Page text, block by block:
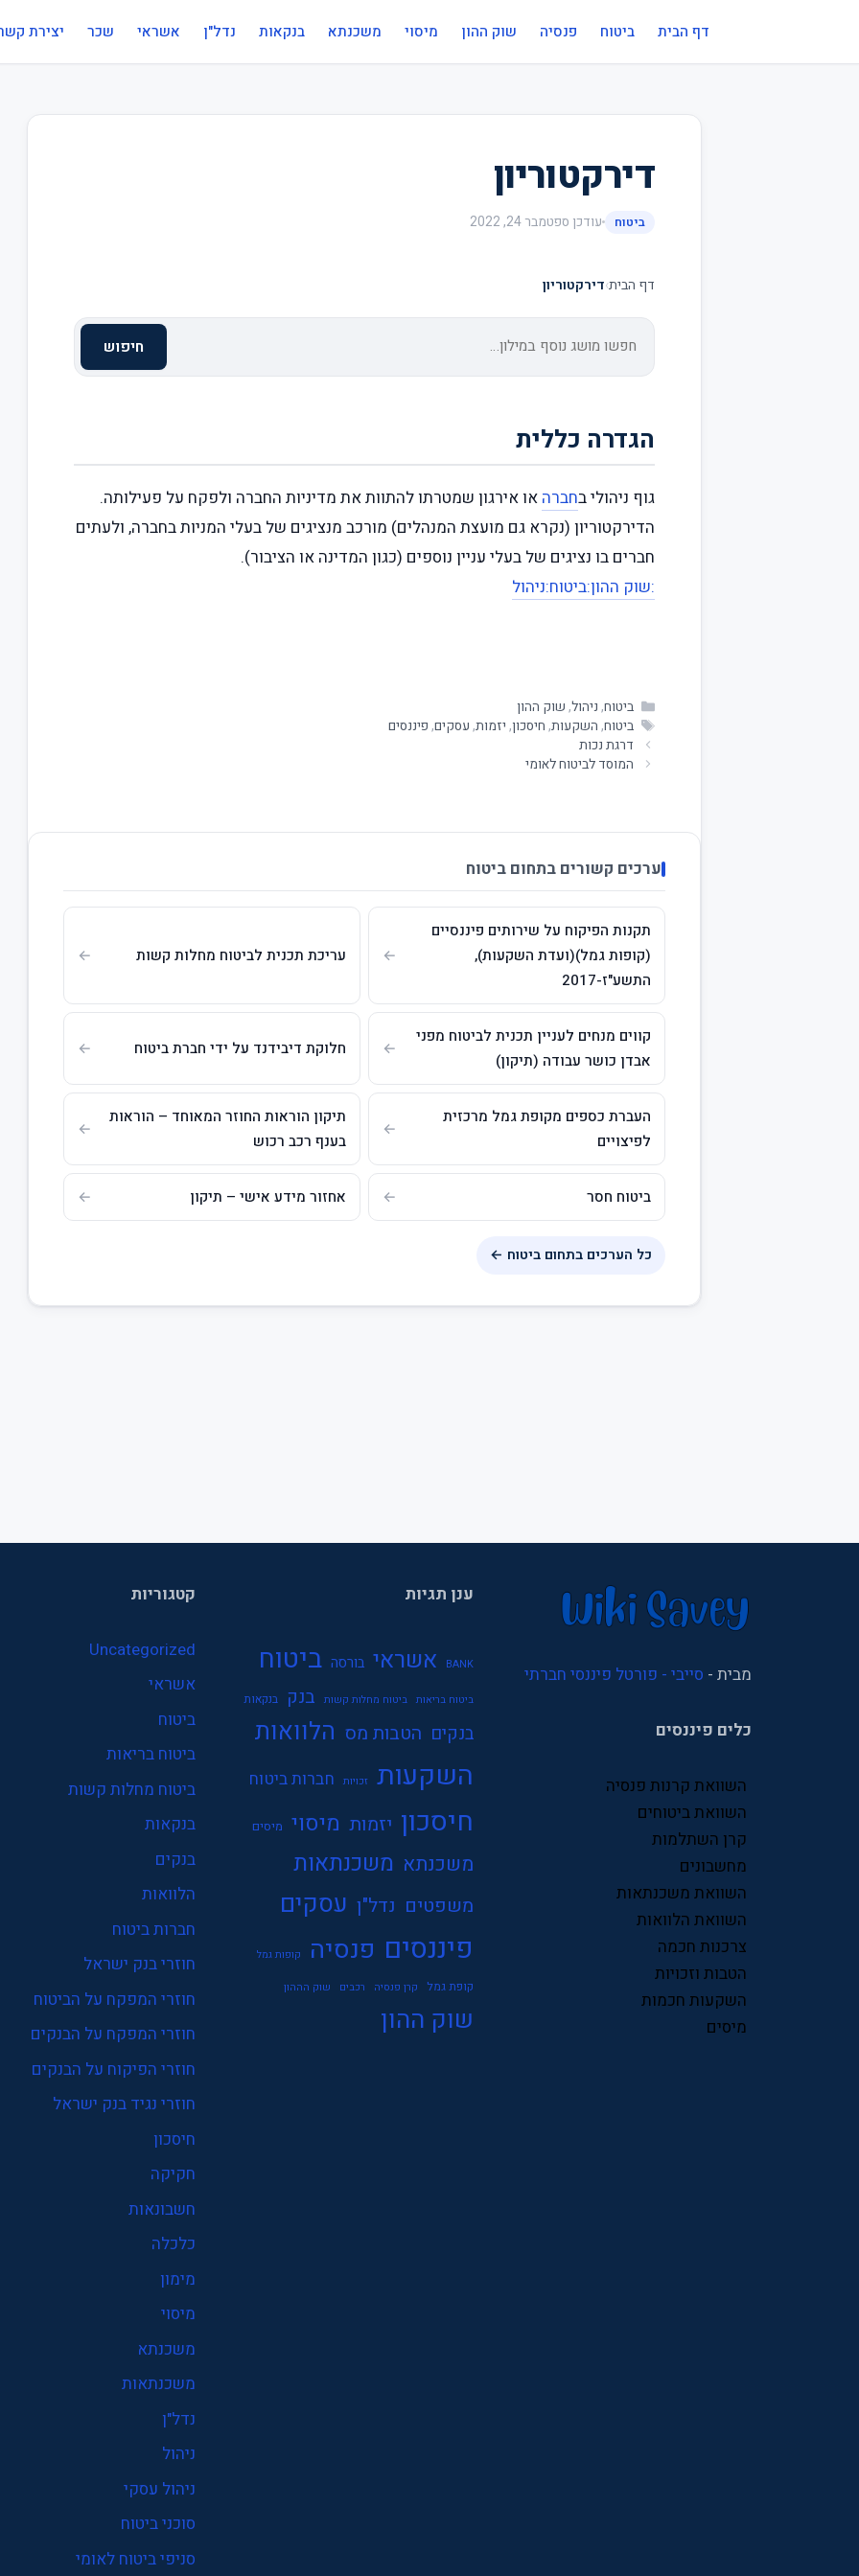
דף הבית ביטוח פנסיה שוק ההון מיסוי משכנתא בנקאות נדל"ן אשראי שכר יצירת
דירקטוריון
ביטוח עודכן ספטמבר 24, 2022
דף הבית›דירקטוריון
חיפוש
הגדרה כללית
גוף ניהולי בחברה או אירגון שמטרתו להתוות את מדיניות החברה ולפקח על פעילותה.
הדירקטוריון (נקרא גם מועצת המנהלים) מורכב מנציגים של בעלי המניות בחברה, ולעתים
חברים בו נציגים של בעלי עניין נוספים (כגון המדינה או הציבור).
:שוק ההון:ביטוח:ניהול
ביטוח, ניהול, שוק ההון
ביטוח, השקעות, חיסכון, יזמות, עסקים, פיננסים
דרגת נכות
המוסד לביטוח לאומי
ערכים קשורים בתחום ביטוח
תקנות הפיקוח על שירותים פיננסיים
(קופות גמל)(ועדת השקעות),
התשע"ז-2017
עריכת תכנית לביטוח מחלות קשות
קווים מנחים לעניין תכנית לביטוח מפני
אבדן כושר עבודה (תיקון)
חלוקת דיבידנד על ידי חברת ביטוח
העברת כספים מקופת גמל מרכזית
לפיצויים
תיקון הוראות החוזר המאוחד – הוראות
בענף רכב רכוש
ביטוח חסר אחזור מידע אישי – תיקון
כל הערכים בתחום ביטוח ←
מבית - סייבי - פורטל פיננסי חברתי
כלים פיננסים
השוואת קרנות פנסיה
השוואת ביטוחים
קרן השתלמות
מחשבונים
השוואת משכנתאות
השוואת הלוואות
צרכנות חכמה
הטבות וזכויות
השקעות חכמות
מיסים
ענן תגיות
BANK אשראי בורסה ביטוח
ביטוח בריאות ביטוח מחלות קשות בנק בנקאות
בנקים הטבות מס הלוואות
השקעות זכויות חברות ביטוח
חיסכון יזמות מיסוי מיסים
משכנתא משכנתאות
משפטים נדל"ן עסקים
פיננסים פנסיה קופות גמל
קופת גמל קרן פנסיה רכבים שוק הההון
שוק ההון
קטגוריות
Uncategorized
אשראי
ביטוח
ביטוח בריאות
ביטוח מחלות קשות
בנקאות
בנקים
הלוואות
חברות ביטוח
חוזרי בנק ישראל
חוזרי המפקח על הביטוח
חוזרי המפקח על הבנקים
חוזרי הפיקוח על הבנקים
חוזרי נגיד בנק ישראל
חיסכון
חקיקה
חשבונאות
כלכלה
מימון
מיסוי
משכנתא
משכנתאות
נדל"ן
ניהול
ניהול עסקי
סוכני ביטוח
סניפי ביטוח לאומי